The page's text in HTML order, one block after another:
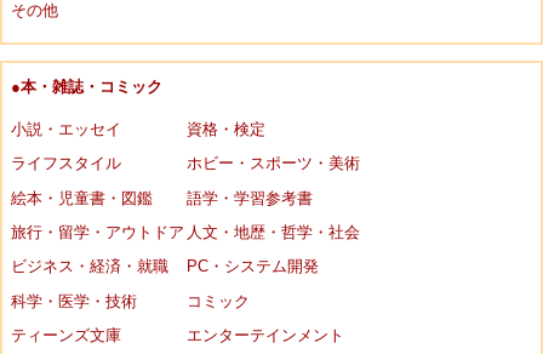
その他
●本・雑誌・コミック
小説・エッセイ
資格・検定
ライフスタイル
ホビー・スポーツ・美術
絵本・児童書・図鑑
語学・学習参考書
旅行・留学・アウトドア 人文・地歴・哲学・社会
ビジネス・経済・就職
PC・システム開発
科学・医学・技術
コミック
ティーンズ文庫
エンターテインメント